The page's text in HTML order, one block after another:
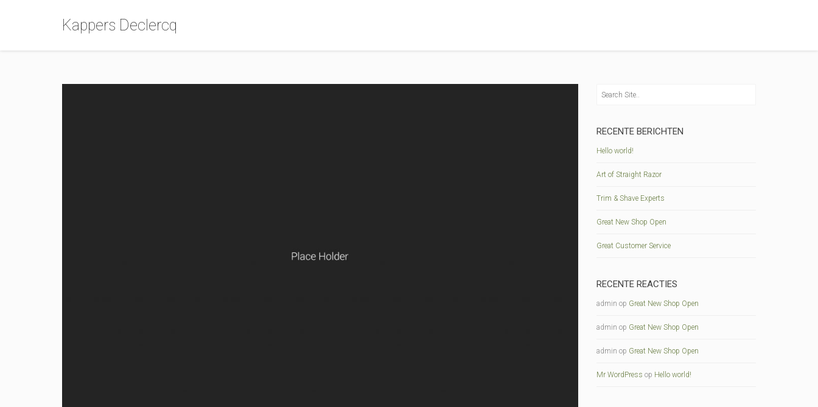
Kappers Declercq
RECENTE BERICHTEN
Hello world!
Art of Straight Razor
Trim & Shave Experts
Great New Shop Open
Great Customer Service
RECENTE REACTIES
admin op Great New Shop Open
admin op Great New Shop Open
admin op Great New Shop Open
Mr WordPress op Hello world!